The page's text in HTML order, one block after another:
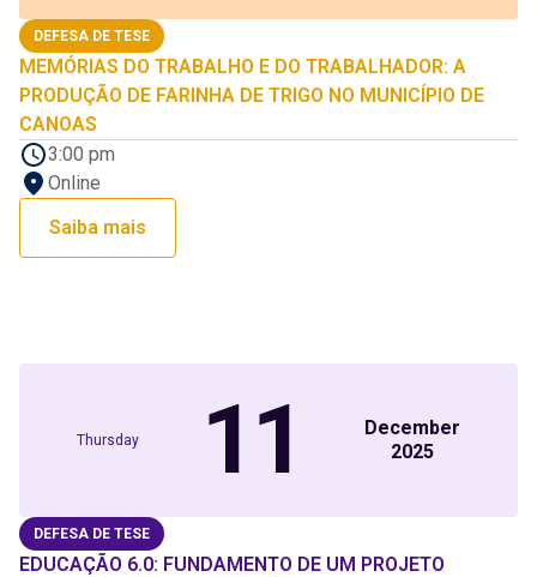
DEFESA DE TESE
MEMÓRIAS DO TRABALHO E DO TRABALHADOR: A
PRODUÇÃO DE FARINHA DE TRIGO NO MUNICÍPIO DE
CANOAS
3:00 pm
Online
Saiba mais
Thursday 11
December
2025
DEFESA DE TESE
EDUCAÇÃO 6.0: FUNDAMENTO DE UM PROJETO